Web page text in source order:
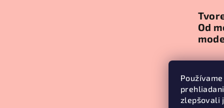
zlepšovali
Od